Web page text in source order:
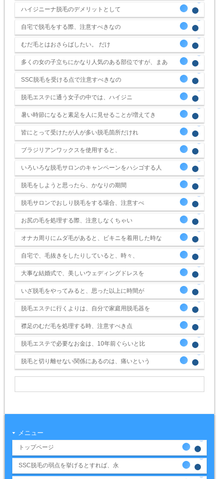
ハイジニーナ脱毛のデメリットとして
自宅で脱毛をする際、注意すべきなの
むだ毛とはおさらばしたい。 だけ
多くの女の子立ちにかなり人気のある部位ですが、まあ
SSC脱毛を受ける点で注意すべきなの
脱毛エステに通う女子の中では、ハイジニ
暑い時節になると素足を人に見せることが増えてき
皆にとって受けたが人が多い脱毛箇所だけれ
ブラジリアンワックスを使用すると、
いろいろな脱毛サロンのキャンペーンをハシゴする人
脱毛をしようと思ったら、かなりの期間
脱毛サロンでおしり脱毛をする場合、注意すべ
お尻の毛を処理する際、注意しなくちゃい
オナカ周りにムダ毛があると、ビキニを着用した時な
自宅で、毛抜きをしたりしていると、時々、
大事な結婚式で、美しいウェディングドレスを
いざ脱毛をやってみると、思った以上に時間が
脱毛エステに行くよりは、自分で家庭用脱毛器を
襟足のむだ毛を処理する時、注意すべき点
脱毛エステで必要なお金は、10年前ぐらいと比
脱毛と切り離せない関係にあるのは、痛いという
メニュー
トップページ
SSC脱毛の弱点を挙げるとすれば、永